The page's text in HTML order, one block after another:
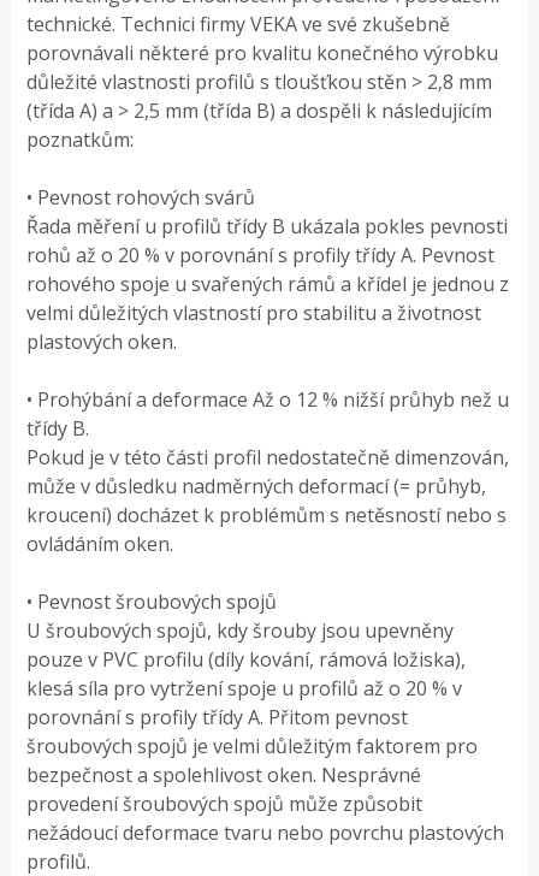
technické. Technici firmy VEKA ve své zkušebně
porovnávali některé pro kvalitu konečného výrobku
důležité vlastnosti profilů s tloušťkou stěn > 2,8 mm
(třída A) a > 2,5 mm (třída B) a dospěli k následujícím
poznatkům:
• Pevnost rohových svárů
Řada měření u profilů třídy B ukázala pokles pevnosti
rohů až o 20 % v porovnání s profily třídy A. Pevnost
rohového spoje u svařených rámů a křídel je jednou z
velmi důležitých vlastností pro stabilitu a životnost
plastových oken.
• Prohýbání a deformace Až o 12 % nižší průhyb než u
třídy B.
Pokud je v této části profil nedostatečně dimenzován,
může v důsledku nadměrných deformací (= průhyb,
kroucení) docházet k problémům s netěsností nebo s
ovládáním oken.
• Pevnost šroubových spojů
U šroubových spojů, kdy šrouby jsou upevněny
pouze v PVC profilu (díly kování, rámová ložiska),
klesá síla pro vytržení spoje u profilů až o 20 % v
porovnání s profily třídy A. Přitom pevnost
šroubových spojů je velmi důležitým faktorem pro
bezpečnost a spolehlivost oken. Nesprávné
provedení šroubových spojů může způsobit
nežádoucí deformace tvaru nebo povrchu plastových
profilů.